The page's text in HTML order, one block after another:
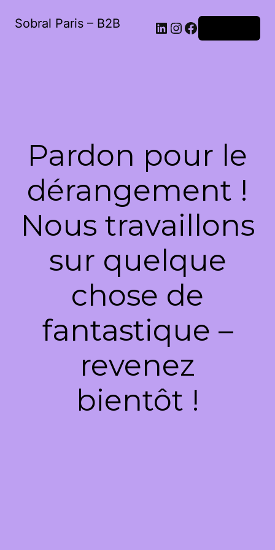
Sobral Paris – B2B LinkedIn
Instagram
Facebook
Pardon pour le
dérangement !
Nous travaillons
sur quelque
chose de
fantastique –
revenez
bientôt !